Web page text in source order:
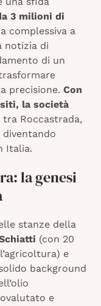
3 milioni di
complessiva a
notizia di
di un
precisione. Con
la società
Roccastrada,
diventando
Italia.
la genesi
stanze della
(con 20
e
background
e